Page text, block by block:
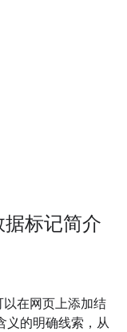
标记简介
在网页上添加结
义的明确线索，从